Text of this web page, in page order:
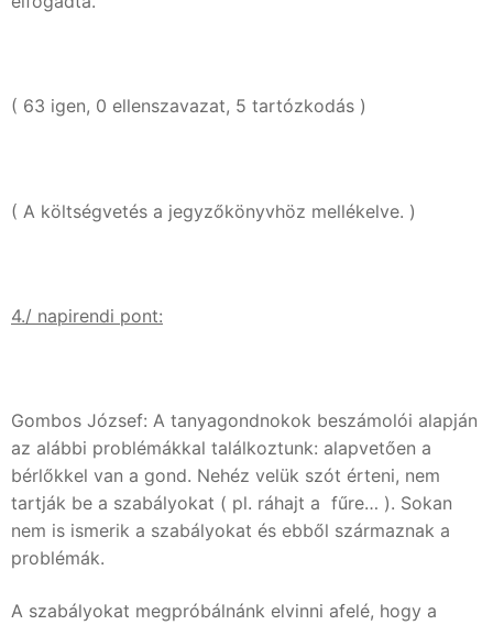
( 63 igen, 0 ellenszavazat, 5 tartózkodás )
( A költségvetés a jegyzőkönyvhöz mellékelve. )
4./ napirendi pont:
Gombos József: A tanyagondnokok beszámolói alapján
az alábbi problémákkal találkoztunk: alapvetően a
bérlőkkel van a gond. Nehéz velük szót érteni, nem
tartják be a szabályokat ( pl. ráhajt a fűre… ). Sokan
nem is ismerik a szabályokat és ebből származnak a
problémák.
A szabályokat megpróbálnánk elvinni afelé, hogy a